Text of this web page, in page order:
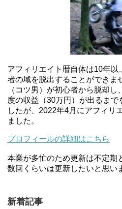
アフィリエイト暦自体は10年
者の域を脱出することができま
（コツ男）が初心者から脱却
度の収益（30万円）が出るま
したが、2022年4月にアフィリ
ました。
プロフィールの詳細はこちら
本業が多忙のため更新は不定期
数回くらいは更新したいと思い
新着記事